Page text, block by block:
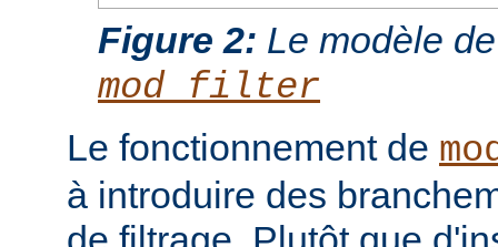
Figure 2: Le modèle
mod_filter
Le fonctionnement de
à introduire des